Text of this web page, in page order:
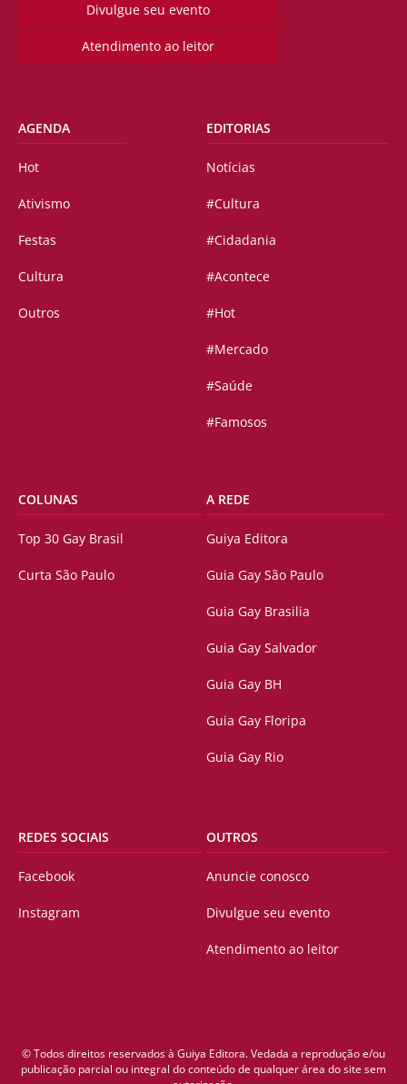
Divulgue seu evento
Atendimento ao leitor
AGENDA
Hot
Ativismo
Festas
Cultura
Outros
EDITORIAS
Notícias
#Cultura
#Cidadania
#Acontece
#Hot
#Mercado
#Saúde
#Famosos
COLUNAS
Top 30 Gay Brasil
Curta São Paulo
A REDE
Guiya Editora
Guia Gay São Paulo
Guia Gay Brasilia
Guia Gay Salvador
Guia Gay BH
Guia Gay Floripa
Guia Gay Rio
REDES SOCIAIS
Facebook
Instagram
OUTROS
Anuncie conosco
Divulgue seu evento
Atendimento ao leitor
© Todos direitos reservados à Guiya Editora. Vedada a reprodução e/ou
publicação parcial ou integral do conteúdo de qualquer área do site sem